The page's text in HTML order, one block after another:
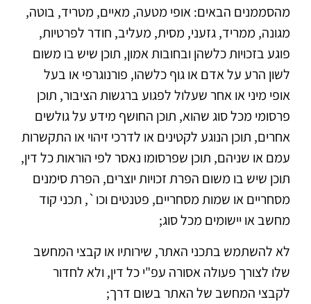
מהסממנים הבאים: אופי מטעה, מאיים, מטריד, בוטה,
מגונה, ממריד, גזעני, מסית, מעליב, חודר לפרטיות,
פוגע בזכויות כלשהן ובחובות אמון, תוכן שיש בו משום
לשון הרע על אדם או גוף כלשהו, פורנוגרפי או בעל
אופי מיני או אחר שעלול לפגוע ברגשות הציבור, תוכן
פרסומי מכל סוג שהוא, תוכן החושף מידע על גולשים
אחרים, תוכן הנוגע לקטינים או לדרכי זיהוי או התקשרות
עמם או שניהם, תוכן שפרסומו נאסר לפי הוראות כל דין,
תוכן שיש בו משום הפרת זכויות יוצרים, הפרת סימנים
מסחריים או שמות מסחריים, פטנטים וכו`, תכני קוד
מחשב או יישומים מכל סוג;
לא להשתמש בתכני האתר, שירותיו או קבצי המחשב
שלו לצורך פעולה אסורה עפ"י כל דין, ולא לחדור
לקבצי המחשב של האתר בשום דרך;